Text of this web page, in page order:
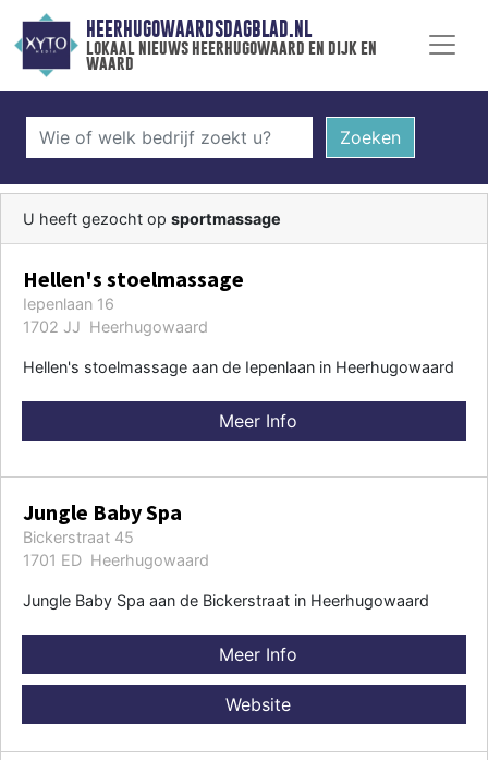
HEERHUGOWAARDSDAGBLAD.NL
lokaal nieuws heerhugowaard en dijk en
waard
Zoeken
U heeft gezocht op sportmassage
Hellen's stoelmassage
Iepenlaan 16
1702 JJ Heerhugowaard
Hellen's stoelmassage aan de Iepenlaan in Heerhugowaard
Meer Info
Jungle Baby Spa
Bickerstraat 45
1701 ED Heerhugowaard
Jungle Baby Spa aan de Bickerstraat in Heerhugowaard
Meer Info
Website